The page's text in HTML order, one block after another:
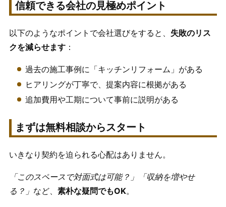
信頼できる会社の見極めポイント
以下のようなポイントで会社選びをすると、 失敗のリス
クを減らせます：
過去の施工事例に「キッチンリフォーム」がある
ヒアリングが丁寧で、提案内容に根拠がある
追加費用や工期について事前に説明がある
まずは無料相談からスタート
いきなり契約を迫られる心配はありません。
「このスペースで対面式は可能？」「収納を増やせ
る？」 など、 素朴な疑問でもOK。